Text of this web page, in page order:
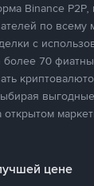
Binance
по всему
с
70
цене